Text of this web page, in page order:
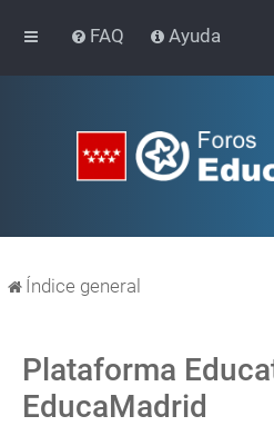
FAQ Ayuda
Índice general
Plataforma
EducaMadrid